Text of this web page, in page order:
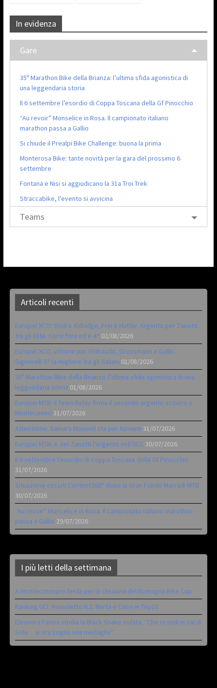
In evidenza
Gare
35ª Marathon Bike della Brianza: l’ultima sfida agonistica di
una leggendaria storia
Il 6 settembre l’esordio di Coppa Toscana della Gf Pinocchio
“Au revoir” Monselice in Rosa. Il campionato italiano
marathon passa a Gallio
Si chiude il Prealpi Bike Challenge: buona la prima
Monterosa Bike: tante novità per la gara del prossimo 6
settembre
Fontana e Nisi si aggiudicano la 31a Troi Trek
Straccabike, l’evento si avvicina
Teams
Articoli recenti
Europei XCO: titoli a Aldridge, Frei e Hutter. Argento per Zanotti
tra gli Elite. Corvi fora ed è 4^ 02/08/2026
Europei XCO: vittorie per Ghibaudo, Grossmann e Gallis.
Signorelli 5^ la migliore tra gli italiani 01/08/2026
35ª Marathon Bike della Brianza: l’ultima sfida agonistica di una
leggendaria storia 01/08/2026
Europei MTB: il Team Relay firma il secondo argento azzurro a
Monteceneri 31/07/2026
Attenzione: Samara Maxwell sta per tornare 31/07/2026
Europei MTB: a Juri Zanotti l’argento nell’XCC 30/07/2026
Il 6 settembre l’esordio di Coppa Toscana della Gf Pinocchio
31/07/2026
Situazione circuiti Contest360° dopo la Gran Fondo Marradi MTB
30/07/2026
“Au revoir” Monselice in Rosa. Il campionato italiano marathon
passa a Gallio 29/07/2026
I più letti della settimana
A Montecoronaro festa per la chiusura del Romagna Bike Cup
Ranking UCI: Avondetto N.2. Berta e Corvi in Top10
Eleonora Farina studia la Black Snake iridata: “Che ricordi in Val di
Sole… e ora sogno una medaglia”